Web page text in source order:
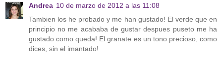
Andrea 10 de marzo de 2012 a las 11:08
Tambien los he probado y me han gustado! El verde que en
principio no me acababa de gustar despues puseto me ha
gustado como queda! El granate es un tono precioso, como
dices, sin el imantado!